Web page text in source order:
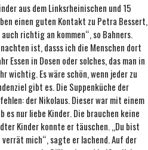
aus dem Linksrheinischen und 15
einen guten Kontakt zu Petra Bessert,
richtig an kommen“, so Bahners.
ist, dasss ich die Menschen dort
Essen in Dosen oder solches, das man in
wichtig. Es wäre schön, wenn jeder zu
gibt es. Die Suppenküche der
der Nikolaus. Dieser war mit einem
nur liebe Kinder. Die brauchen keine
Kinder konnte er täuschen. ,,Du bist
verrät mich“, sagte er lachend. Auf der